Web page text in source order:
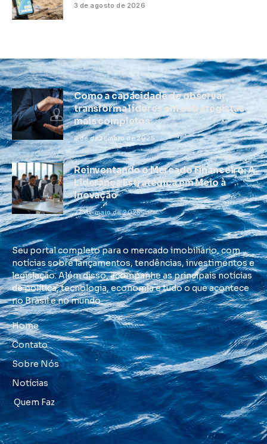
3 de agosto de 2026
Como a capacidade de observar
transforma líderes em estrategistas
mais completos
8 de dezembro de 2025
Reinventando o Mercado Financeiro: A
Liderança Estratégica em Meio à
Inovação
27 de maio de 2025
Seu portal completo para o mercado imobiliário, com
notícias sobre lançamentos, tendências, investimentos e
legislação. Além disso, acompanhe as principais notícias
de política, tecnologia, economia e tudo o que acontece
no Brasil e no mundo.
Home
Contato
Sobre Nós
Notícias
Quem Faz